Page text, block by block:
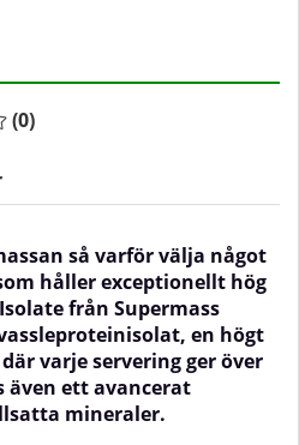
(0)
så varför välja något
håller exceptionellt hög
från Supermass
en högt
varje servering ger över
även ett avancerat
mineraler.